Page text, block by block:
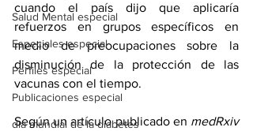
Salud Mental especial
Especiales especial
Perfiles especial
Publicaciones especial
dia mundial de la diabetes
cuando el país dijo que aplicaría
refuerzos en grupos específicos en
medio de preocupaciones sobre la
disminución de la protección de las
vacunas con el tiempo.
Según un artículo publicado en medRxiv